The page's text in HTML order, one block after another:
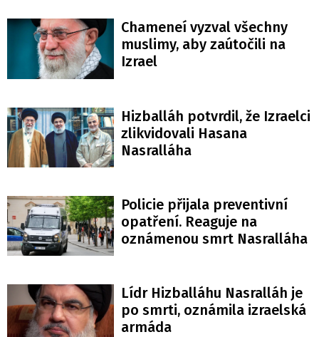
Chameneí vyzval všechny
muslimy, aby zaútočili na
Izrael
Hizballáh potvrdil, že Izraelci
zlikvidovali Hasana
Nasralláha
Policie přijala preventivní
opatření. Reaguje na
oznámenou smrt Nasralláha
Lídr Hizballáhu Nasralláh je
po smrti, oznámila izraelská
armáda